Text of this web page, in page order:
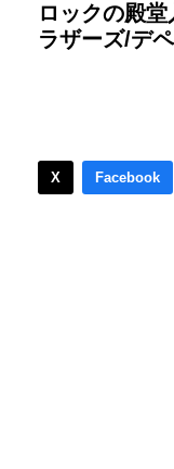
ロックの殿
ラザーズ/デ
X Facebook